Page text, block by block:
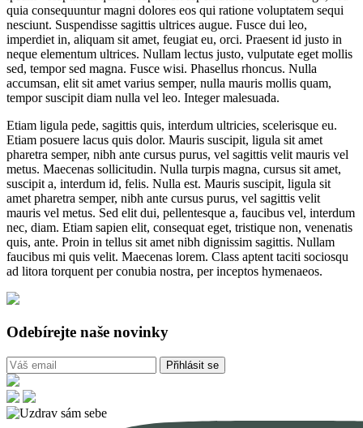
quia consequuntur magni dolores eos qui ratione voluptatem sequi
nesciunt. Suspendisse sagittis ultrices augue. Fusce dui leo,
imperdiet in, aliquam sit amet, feugiat eu, orci. Praesent id justo in
neque elementum ultrices. Nullam lectus justo, vulputate eget mollis
sed, tempor sed magna. Fusce wisi. Phasellus rhoncus. Nulla
accumsan, elit sit amet varius semper, nulla mauris mollis quam,
tempor suscipit diam nulla vel leo. Integer malesuada.
Etiam ligula pede, sagittis quis, interdum ultricies, scelerisque eu.
Etiam posuere lacus quis dolor. Mauris suscipit, ligula sit amet
pharetra semper, nibh ante cursus purus, vel sagittis velit mauris vel
metus. Maecenas sollicitudin. Nulla turpis magna, cursus sit amet,
suscipit a, interdum id, felis. Nulla est. Mauris suscipit, ligula sit
amet pharetra semper, nibh ante cursus purus, vel sagittis velit
mauris vel metus. Sed elit dui, pellentesque a, faucibus vel, interdum
nec, diam. Etiam sapien elit, consequat eget, tristique non, venenatis
quis, ante. Proin in tellus sit amet nibh dignissim sagittis. Nullam
faucibus mi quis velit. Maecenas lorem. Class aptent taciti sociosqu
ad litora torquent per conubia nostra, per inceptos hymenaeos.
Odebírejte naše novinky
Přihlásit se